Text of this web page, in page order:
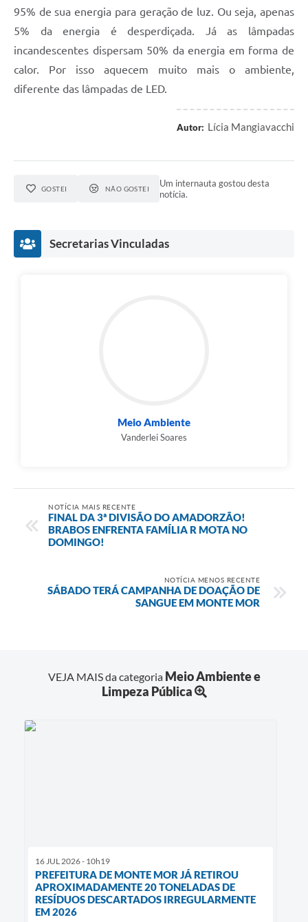
95% de sua energia para geração de luz. Ou seja, apenas
5% da energia é desperdiçada. Já as lâmpadas
incandescentes dispersam 50% da energia em forma de
calor. Por isso aquecem muito mais o ambiente,
diferente das lâmpadas de LED.
Autor: Lícia Mangiavacchi
GOSTEI NÃO GOSTEI
Um internauta gostou desta
notícia.
Secretarias Vinculadas
Meio Ambiente
Vanderlei Soares
NOTÍCIA MAIS RECENTE
FINAL DA 3ª DIVISÃO DO AMADORZÃO!
BRABOS ENFRENTA FAMÍLIA R MOTA NO
DOMINGO!
NOTÍCIA MENOS RECENTE
SÁBADO TERÁ CAMPANHA DE DOAÇÃO DE
SANGUE EM MONTE MOR
VEJA MAIS da categoria Meio Ambiente e
Limpeza Pública
16 JUL 2026 - 10h19
PREFEITURA DE MONTE MOR JÁ RETIROU
APROXIMADAMENTE 20 TONELADAS DE
RESÍDUOS DESCARTADOS IRREGULARMENTE
EM 2026